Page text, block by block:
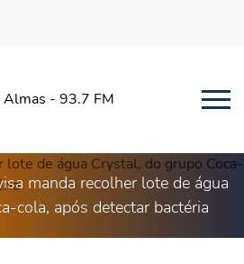
manda recolher lote de água
cola, após detectar bactéria